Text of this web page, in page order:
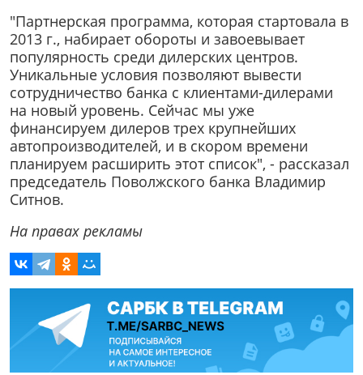
"Партнерская программа, которая стартовала в
2013 г., набирает обороты и завоевывает
популярность среди дилерских центров.
Уникальные условия позволяют вывести
сотрудничество банка с клиентами-дилерами
на новый уровень. Сейчас мы уже
финансируем дилеров трех крупнейших
автопроизводителей, и в скором времени
планируем расширить этот список", - рассказал
председатель Поволжского банка Владимир
Ситнов.
На правах рекламы